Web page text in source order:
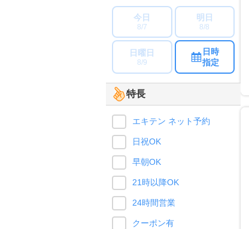
今日
8/7
明日
8/8
日曜日
8/9
日時
指定
特長
エキテン ネット予約
日祝OK
早朝OK
21時以降OK
24時間営業
クーポン有